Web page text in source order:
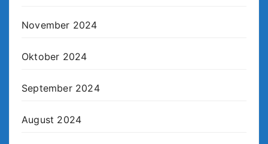
November 2024
Oktober 2024
September 2024
August 2024